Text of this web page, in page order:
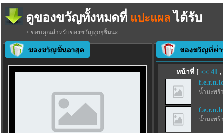
ดูของขวัญทั้งหมดที่ แปะแผล ได้รับ
> ขอบคุณสำหรับของขวัญทุกๆชิ้นนะ
หน้าที่ [ << 41 ,
น้ำมะพร้
น้ำมะพร้